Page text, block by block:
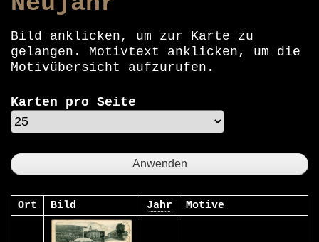
Bild anklicken, um zur Karte zu
gelangen. Motivtext anklicken, um die
Motivübersicht aufzurufen.
Karten pro Seite
Ort Bild Jahr Motive